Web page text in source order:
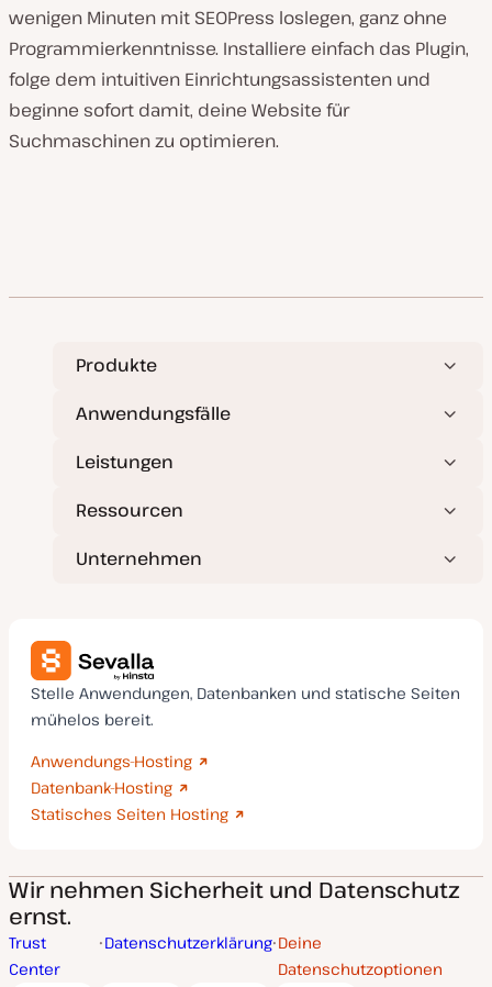
wenigen Minuten mit SEOPress loslegen, ganz ohne
Programmierkenntnisse. Installiere einfach das Plugin,
folge dem intuitiven Einrichtungsassistenten und
beginne sofort damit, deine Website für
Suchmaschinen zu optimieren.
Produkte
Anwendungsfälle
Leistungen
Ressourcen
Unternehmen
Stelle Anwendungen, Datenbanken und statische Seiten
mühelos bereit.
Anwendungs-Hosting
Datenbank-Hosting
Statisches Seiten Hosting
Wir nehmen Sicherheit und Datenschutz
ernst.
Trust
Center
Datenschutzerklärung Deine
Datenschutzoptionen